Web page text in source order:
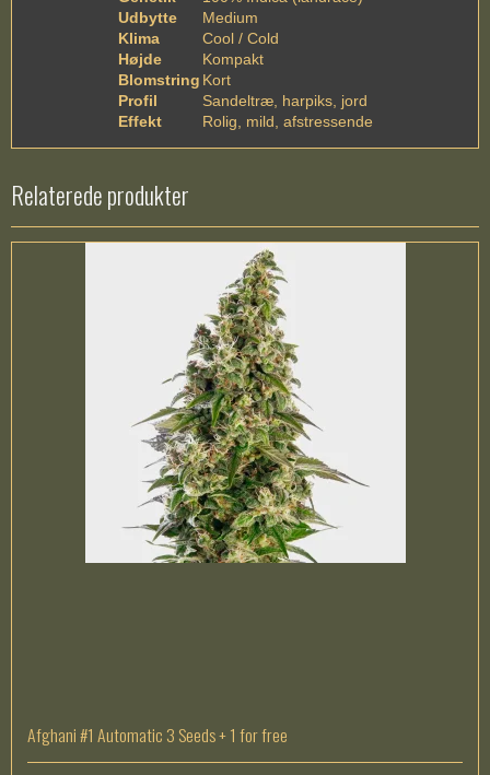
Udbytte
Medium
Klima
Cool / Cold
Højde
Kompakt
Blomstring Kort
Profil
Sandeltræ, harpiks, jord
Effekt
Rolig, mild, afstressende
Relaterede produkter
Afghani #1 Automatic 3 Seeds + 1 for free